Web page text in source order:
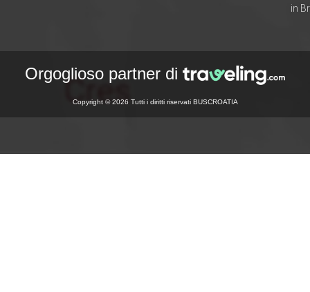
in
Orgoglioso partner di
Copyright © 2026 Tutti i diritti riservati BUSCROATIA